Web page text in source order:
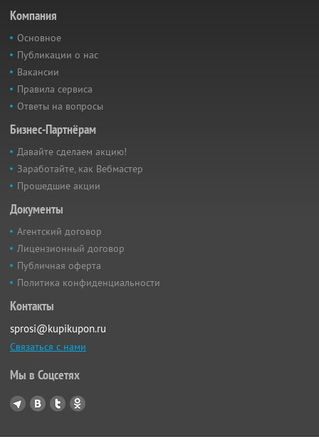
Компания
Основное
Публикации о нас
Вакансии
Правила сервиса
Ответы на вопросы
Бизнес-Партнёрам
Давайте сделаем акцию!
Заработайте, как Вебмастер
Прошедшие акции
Документы
Агентский договор
Лицензионный договор
Публичная оферта
Политика конфиденциальности
Контакты
sprosi@kupikupon.ru
Связаться с нами
Мы в Соцсетях